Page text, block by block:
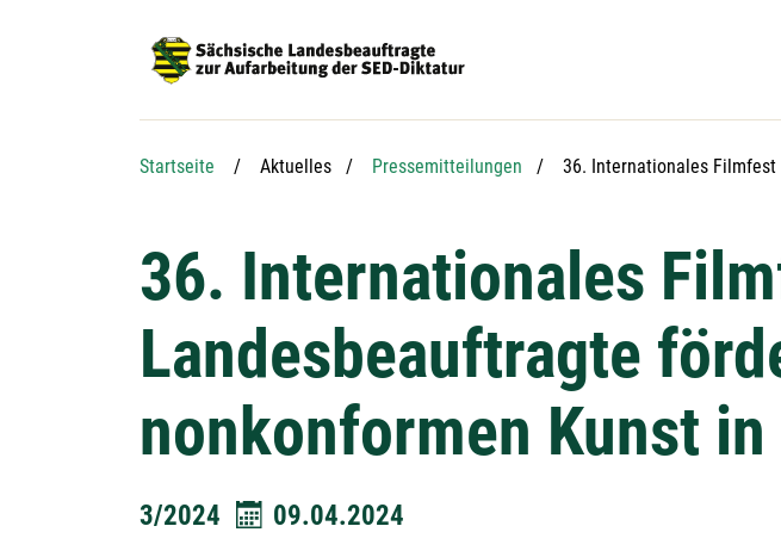
Startseite Aktuelles Pressemitteilungen Aktuelle Seite:
36. Internationales Filmfest
36. Internationales
Landesbeauftragte
nonkonformen Kunst in
3/2024 09.04.2024